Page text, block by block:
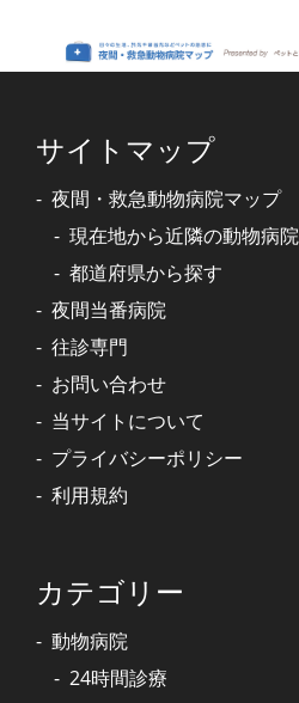
サイトマップ
夜間・救急動物病院マップ
現在地から近隣の動物病
都道府県から探す
夜間当番病院
往診専門
お問い合わせ
当サイトについて
プライバシーポリシー
利用規約
カテゴリー
動物病院
24時間診療